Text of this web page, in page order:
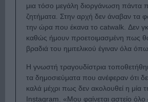
μια τόσο μεγάλη διοργάνωση πάντα
ζητήματα. Στην αρχή δεν άναβαν τα
την ώρα που έκανα το catwalk. Δεν
καθώς ήμουν προετοιμασμένη πως
βραδιά του ημιτελικού έγιναν όλα
Η γνωστή τραγουδίστρια
τα δημοσιεύματα που ανέφεραν ότι
καλά μέχρι πως δεν ακολουθεί η μία
Instagram. «Μου φαίνεται αστείο όλο